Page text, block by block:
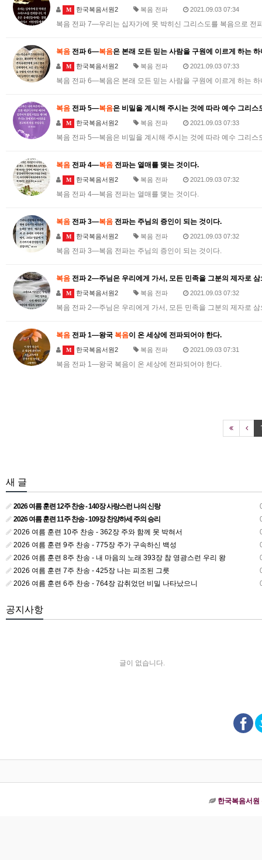
M 한국복음서원2 복음 전파 2021.09.03 07:34
복음 전파 7―우리는 십자가에 못 박히신 그리스도를 복음으로 전
복음 전파 6―복음은 본래 모든 믿는 사람을 구원에 이르게 하는
M 한국복음서원2 복음 전파 2021.09.03 07:33
복음 전파 6―복음은 본래 모든 믿는 사람을 구원에 이르게 하는
복음 전파 5―복음은 비밀을 계시해 주시는 것에 따라 예수 그리스
M 한국복음서원2 복음 전파 2021.09.03 07:33
복음 전파 5―복음은 비밀을 계시해 주시는 것에 따라 예수 그리스
복음 전파 4―복음 전파는 열매를 맺는 것이다.
M 한국복음서원2 복음 전파 2021.09.03 07:32
복음 전파 4―복음 전파는 열매를 맺는 것이다.
복음 전파 3―복음 전파는 주님의 증인이 되는 것이다.
M 한국복음서원2 복음 전파 2021.09.03 07:32
복음 전파 3―복음 전파는 주님의 증인이 되는 것이다.
복음 전파 2―주님은 우리에게 가서, 모든 민족을 그분의 제자로
M 한국복음서원2 복음 전파 2021.09.03 07:32
복음 전파 2―주님은 우리에게 가서, 모든 민족을 그분의 제자로
복음 전파 1―왕국 복음이 온 세상에 전파되어야 한다.
M 한국복음서원2 복음 전파 2021.09.03 07:31
복음 전파 1―왕국 복음이 온 세상에 전파되어야 한다.
새 글
2026 여름 훈련 12주 찬송 - 140장 사랑스런 나의 신랑
2026 여름 훈련 11주 찬송 - 109장 찬양하세 주의 승리
2026 여름 훈련 10주 찬송 - 362장 주와 함께 못 박혀서
2026 여름 훈련 9주 찬송 - 775장 주가 구속하신 백성
2026 여름 훈련 8주 찬송 - 내 마음의 노래 393장 참 영광스런 우리 왕
2026 여름 훈련 7주 찬송 - 425장 나는 피조된 그릇
2026 여름 훈련 6주 찬송 - 764장 감취었던 비밀 나타났으니
공지사항
글이 없습니다.
한국복음서